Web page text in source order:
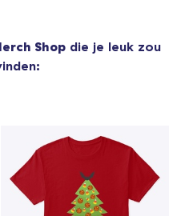
Shop die je leuk zou